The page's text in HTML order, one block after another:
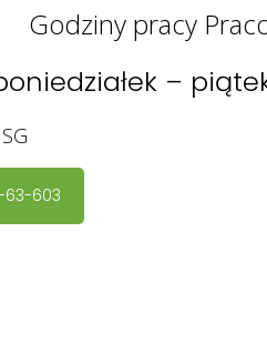
Godziny pracy
–
63-603